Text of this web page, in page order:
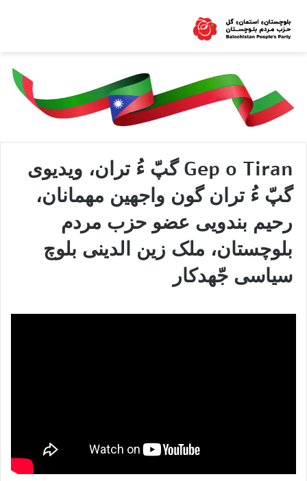
Gep o Tiran گپّ ءُ تران، ویدیوی
گپّ ءُ تران گون واجهین مهمانان،
رحیم بندویی عضو حزب مردم
بلوچستان، ملک زین الدینی بلوچ
سیاسی جّهدکار